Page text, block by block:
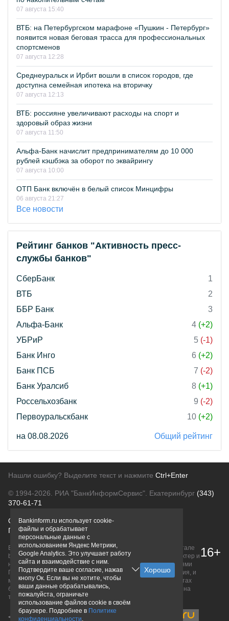
07 августа 15:40
ВТБ: на Петербургском марафоне «Пушкин - Петербург»
появится новая беговая трасса для профессиональных
спортсменов
07 августа 12:28
Среднеуральск и Ирбит вошли в список городов, где
доступна семейная ипотека на вторичку
07 августа 12:13
ВТБ: россияне увеличивают расходы на спорт и
здоровый образ жизни
07 августа 11:50
Альфа-Банк начислит предпринимателям до 10 000
рублей кэшбэка за оборот по эквайрингу
07 августа 10:00
ОТП Банк включён в белый список Минцифры
06 августа 21:27
Все новости
Рейтинг банков "Активность пресс-
службы банков"
СберБанк
1
ВТБ
2
ББР Банк
3
Альфа-Банк
4 (+2)
УБРиР
5 (-1)
Банк Инго
6 (+2)
Банк ПСБ
7 (-2)
Банк Уралсиб
8 (+1)
Россельхозбанк
9 (-2)
Первоуральскбанк
10 (+2)
на 08.08.2026 Общий рейтинг
Нашли ошибку? Выделите текст и нажмите Ctrl+Enter
© 1994-2026. РИА "БанкИнформСервис". Екатеринбург (343)
370-61-71
О проектеПолитика конфиденциальности
Правовая информацияДля рекламодателей
Вся информация о продуктах банков, размещенная на портале
bankinform.ru, носит исключительно ознакомительный характер и
не является публичной офертой, определяемой положениями
ГК РФ. Информация не содержит точного и полного описания, и
может быть изменена. Конечные условия уточняйте на сайтах
банков или при личном обращении. Исключительное право на
товарные знаки принадлежит их правообладателям.
16+
Bankinform.ru использует cookie-
файлы и обрабатывает
персональные данные с
использованием Яндекс Метрики,
Google Analytics. Это улучшает работу
сайта и взаимодействие с ним.
Подтвердите ваше согласие, нажав
кнопу Ок. Если вы не хотите, чтобы
ваши данные обрабатывались,
пожалуйста, ограничьте
использование файлов cookie в своём
браузере. Подробнее в Политике
конфиденциальности.